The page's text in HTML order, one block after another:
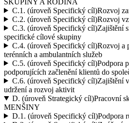
C.1. (úroveň Specifický cíl)Rozvoj
C.2. (úroveň Specifický cíl)Rozvoj
C.3. (úroveň Specifický cíl)Zajištění
specifické cílové skupiny
C.4. (úroveň Specifický cíl)Rozvoj a
terénních a ambulantních služeb
C.5. (úroveň Specifický cíl)Podpora
podporujících začlenění klientů do
C.6. (úroveň Specifický cíl)Zajištění
udržení a rozvoj aktivit
D. (úroveň Strategický cíl)Pracovní
MENŠINY
D.1. (úroveň Specifický cíl)Podpora